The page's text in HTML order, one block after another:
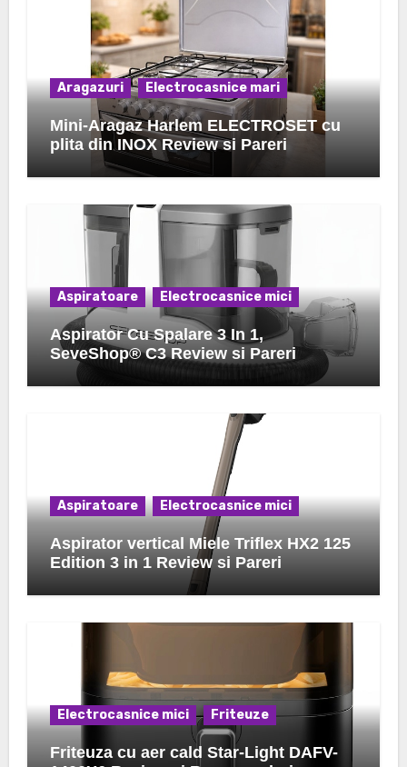
Aragazuri Electrocasnice mari
Mini-Aragaz Harlem ELECTROSET cu
plita din INOX Review si Pareri
Aspiratoare Electrocasnice mici
Aspirator Cu Spalare 3 In 1,
SeveShop® C3 Review si Pareri
Aspiratoare Electrocasnice mici
Aspirator vertical Miele Triflex HX2 125
Edition 3 in 1 Review si Pareri
Electrocasnice mici Friteuze
Friteuza cu aer cald Star-Light DAFV-